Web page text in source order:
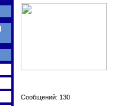
Сообщений: 130